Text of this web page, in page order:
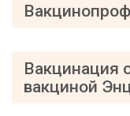
Вакцинация
вакциной